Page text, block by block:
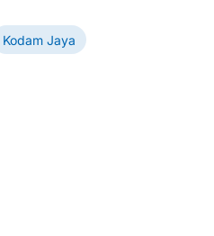
Kodam Jaya